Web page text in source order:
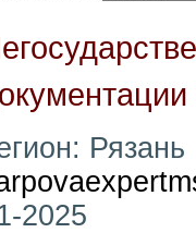
2025